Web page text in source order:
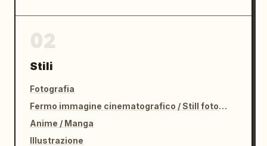
Stili
Fotografia
Fermo immagine cinematografico / Still fotografico
Anime / Manga
Illustrazione